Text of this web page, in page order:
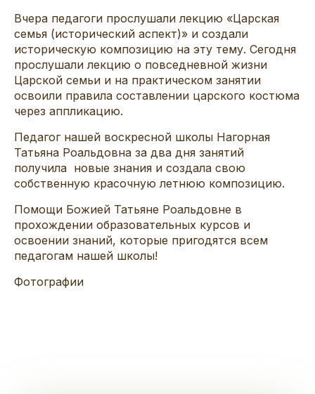
Вчера педагоги прослушали лекцию «Царская
семья (исторический аспект)» и создали
историческую композицию на эту тему. Сегодня
прослушали лекцию о повседневной жизни
Царской семьи и на практическом занятии
освоили правила составлении царского костюма
через аппликацию.
Педагог нашей воскресной школы Нагорная
Татьяна Роальдовна за два дня занятий
получила новые знания и создала свою
собственную красочную летнюю композицию.
Помощи Божией Татьяне Роальдовне в
прохождении образовательных курсов и
освоении знаний, которые пригодятся всем
педагогам нашей школы!
Фотографии